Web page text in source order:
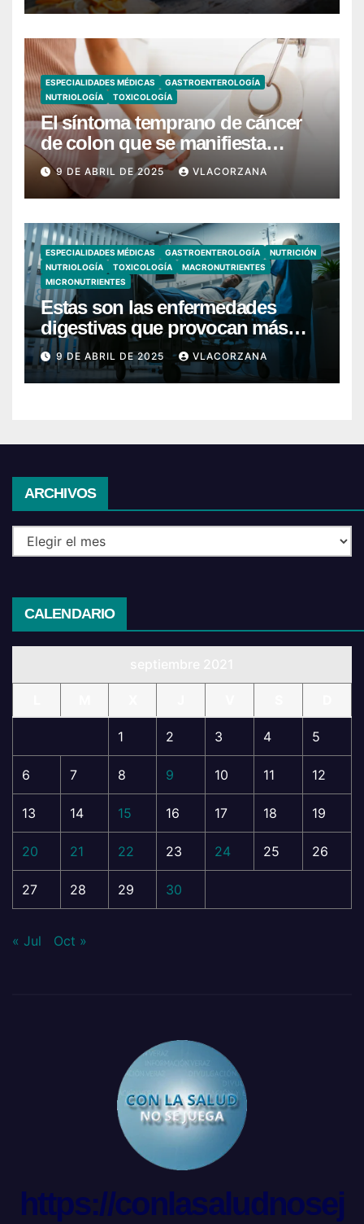
ESPECIALIDADES MÉDICAS
GASTROENTEROLOGÍA
NUTRIOLOGÍA
TOXICOLOGÍA
El síntoma temprano de cáncer
de colon que se manifiesta
cuando vas al baño
9 DE ABRIL DE 2025 VLACORZANA
ESPECIALIDADES MÉDICAS GASTROENTEROLOGÍA
NUTRICIÓN
NUTRIOLOGÍA
TOXICOLOGÍA
MACRONUTRIENTES
MICRONUTRIENTES
Estas son las enfermedades
digestivas que provocan más
hospitalizaciones en España
9 DE ABRIL DE 2025 VLACORZANA
ARCHIVOS
CALENDARIO
1 2 3 4 5
6 7 8 9 10 11 12
13 14 15 16 17 18 19
20 21 22 23 24 25 26
27 28 29 30
« Jul Oct »
https://conlasaludnosej